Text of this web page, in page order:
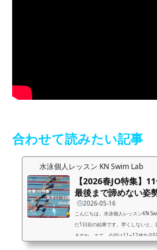
合わせて読みたい記事
水泳個人レッスン KN Swim Lab
【2026春JO特集】
最後まで諦めない姿
2026-05-16
こんにちは。水泳個人レッスンKN
だ1日目の結果です。早くしないと
ますね。さて、今回は11~12歳女子
タイムそれでは今回もラップタイム